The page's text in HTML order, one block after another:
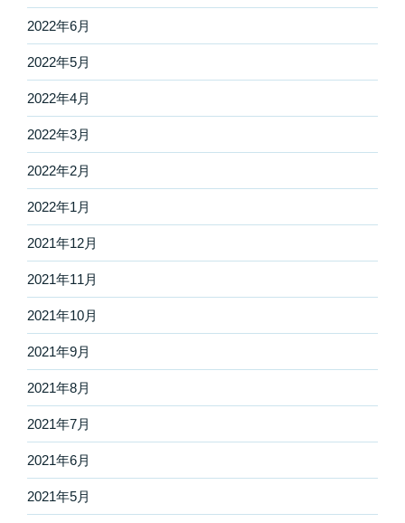
2022年6月
2022年5月
2022年4月
2022年3月
2022年2月
2022年1月
2021年12月
2021年11月
2021年10月
2021年9月
2021年8月
2021年7月
2021年6月
2021年5月